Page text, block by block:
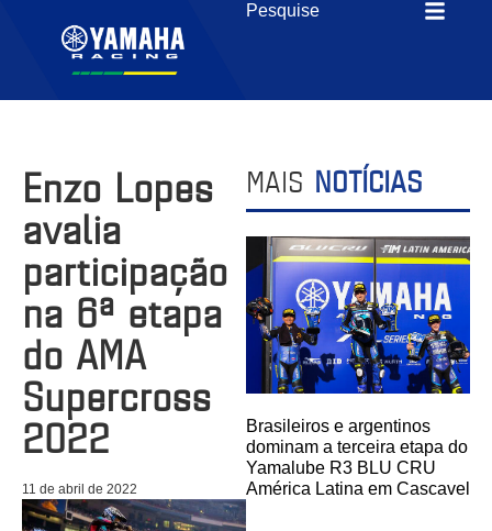
Enzo Lopes
avalia
participação
na 6ª etapa
do AMA
Supercross
2022
11 de abril de 2022
MAIS NOTÍCIAS
Brasileiros e argentinos
dominam a terceira etapa do
Yamalube R3 BLU CRU
América Latina em Cascavel